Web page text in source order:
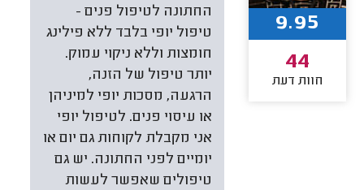
החתונה לטיפול פנים -
טיפול יופי בלבד ללא פילינג
חומצות וללא ניקוי עמוק.
יותר טיפול של הזנה,
הרגעה, מסכות יופי למיניהן
או עיסוי פנים. לטיפול יופי
אני מקבלת לקוחות גם יום או
יומיים לפני החתונה. יש גם
טיפולים שאפשר לעשות
9.95
44
חוות דעת